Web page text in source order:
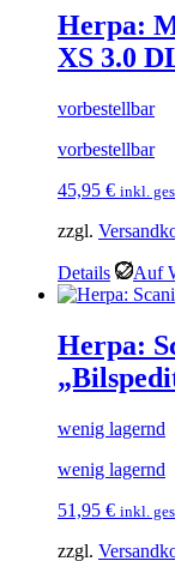
Herpa:
XS 3.0
vorbestellbar
vorbestellbar
45,95 € inkl.
zzgl.
Details Auf
Herpa:
wenig lagernd
wenig lagernd
51,95 € inkl.
zzgl.